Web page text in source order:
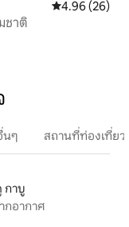
คะแนนเฉลี่ย
4.96 (26)
ชาติ
นๆ สถานที่ท่องเที่ย
กาบู
อากาศ